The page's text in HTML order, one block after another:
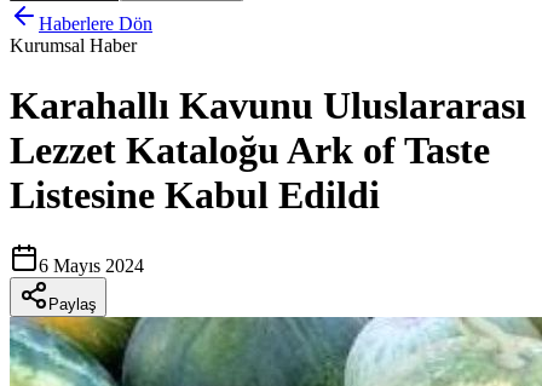
Haberlere Dön
Kurumsal Haber
Karahallı Kavunu Uluslararası
Lezzet Kataloğu Ark of Taste
Listesine Kabul Edildi
6 Mayıs 2024
Paylaş